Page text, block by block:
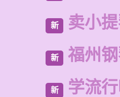
新 卖小
新 福州
新 学流